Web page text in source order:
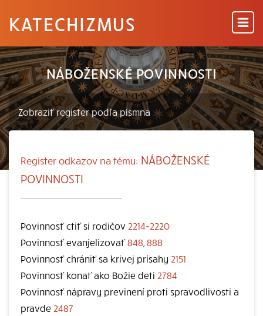
KATECHIZMUS
NÁBOŽENSKÉ POVINNOSTI
Register odkazov na tému: NÁBOŽENSKÉ
POVINNOSTI
Povinnosť ctiť si rodičov 2214-2220
Povinnosť evanjelizovať848 888
Povinnosť chrániť sa krivej prísahy 2151
Povinnosť konať ako Božie deti 2784
Povinnosť nápravy previnení proti spravodlivosti a
pravde 2487